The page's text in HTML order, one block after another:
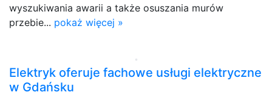
wyszukiwania awarii a także osuszania murów
przebie... pokaż więcej »
Elektryk oferuje fachowe usługi elektryczne
w Gdańsku